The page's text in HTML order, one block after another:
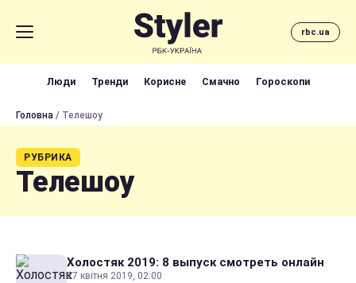
rbc.ua
Люди Тренди Корисне Смачно Гороскопи
Головна / Телешоу
РУБРИКА
Телешоу
Холостяк 2019: 8 выпуск смотреть онлайн
27 квітня 2019, 02:00